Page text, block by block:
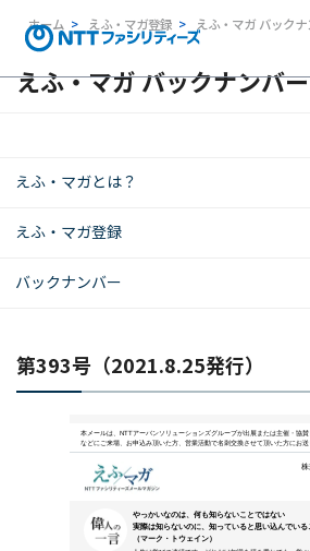
ホーム えふ・マガ登録 えふ・マガ バック
えふ・マガ バックナンバー
えふ・マガとは？
えふ・マガ登録
バックナンバー
第393号（2021.8.25発行）